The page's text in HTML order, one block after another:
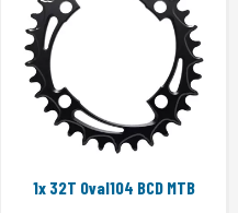
1x 32T Oval104 BCD MTB